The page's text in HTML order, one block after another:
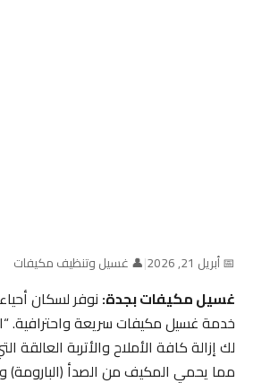
📅 أبريل 21, 2026 |👤 غسيل وتنظيف مكيفات
غسيل مكيفات بجدة:نوفر لسكان أحياء
خدمة غسيل مكيفات سريعة واحترافية.
لك إزالة كافة الأملاح والأتربة العالقة
مما يحمي المكيف من الصدأ (البارومة)